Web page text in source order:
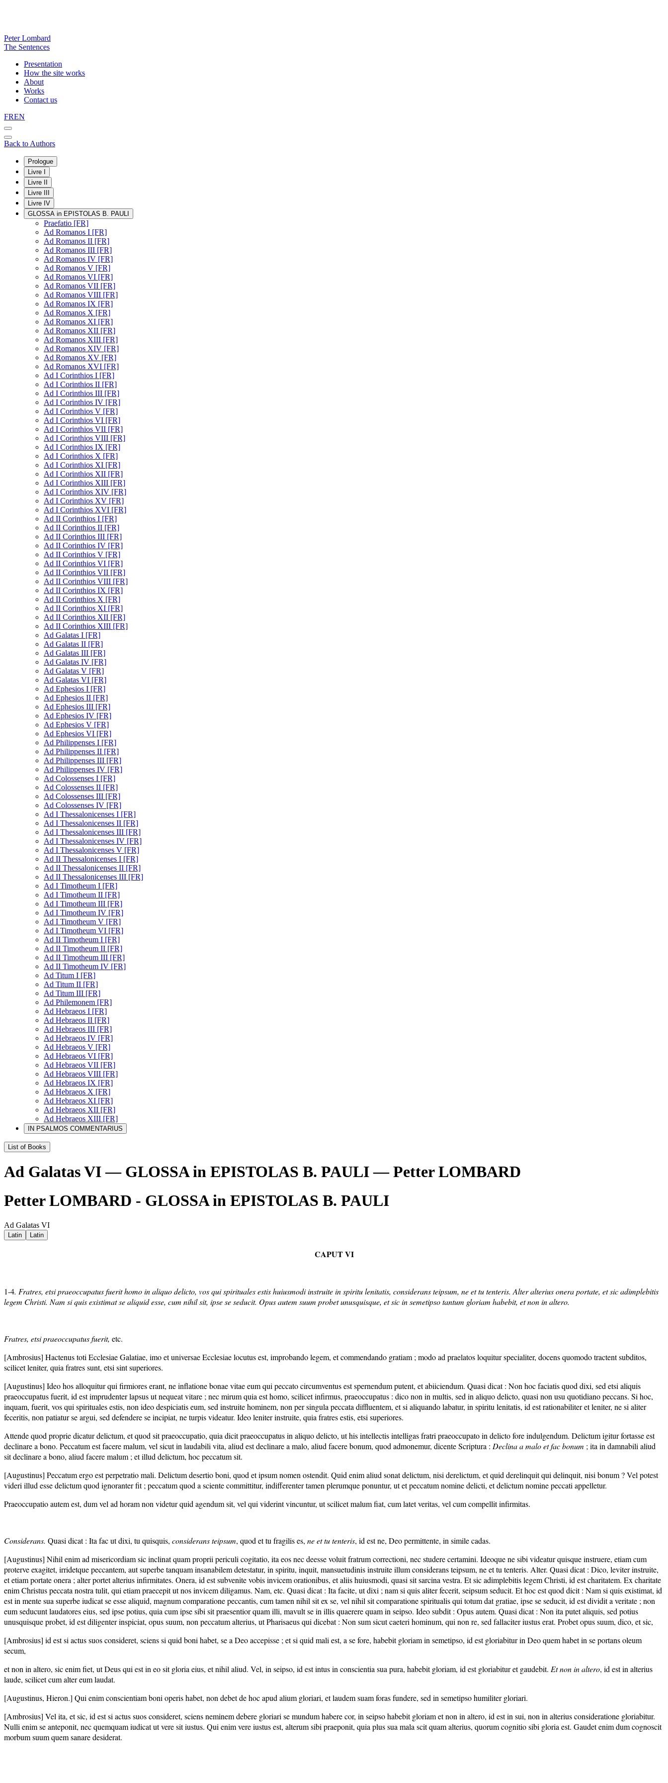
Peter Lombard
The Sentences
Presentation
How the site works
About
Works
Contact us
FREN
Back to Authors
Prologue
Livre I
Livre II
Livre III
Livre IV
GLOSSA in EPISTOLAS B. PAULI
Praefatio [FR]
Ad Romanos I [FR]
Ad Romanos II [FR]
Ad Romanos III [FR]
Ad Romanos IV [FR]
Ad Romanos V [FR]
Ad Romanos VI [FR]
Ad Romanos VII [FR]
Ad Romanos VIII [FR]
Ad Romanos IX [FR]
Ad Romanos X [FR]
Ad Romanos XI [FR]
Ad Romanos XII [FR]
Ad Romanos XIII [FR]
Ad Romanos XIV [FR]
Ad Romanos XV [FR]
Ad Romanos XVI [FR]
Ad I Corinthios I [FR]
Ad I Corinthios II [FR]
Ad I Corinthios III [FR]
Ad I Corinthios IV [FR]
Ad I Corinthios V [FR]
Ad I Corinthios VI [FR]
Ad I Corinthios VII [FR]
Ad I Corinthios VIII [FR]
Ad I Corinthios IX [FR]
Ad I Corinthios X [FR]
Ad I Corinthios XI [FR]
Ad I Corinthios XII [FR]
Ad I Corinthios XIII [FR]
Ad I Corinthios XIV [FR]
Ad I Corinthios XV [FR]
Ad I Corinthios XVI [FR]
Ad II Corinthios I [FR]
Ad II Corinthios II [FR]
Ad II Corinthios III [FR]
Ad II Corinthios IV [FR]
Ad II Corinthios V [FR]
Ad II Corinthios VI [FR]
Ad II Corinthios VII [FR]
Ad II Corinthios VIII [FR]
Ad II Corinthios IX [FR]
Ad II Corinthios X [FR]
Ad II Corinthios XI [FR]
Ad II Corinthios XII [FR]
Ad II Corinthios XIII [FR]
Ad Galatas I [FR]
Ad Galatas II [FR]
Ad Galatas III [FR]
Ad Galatas IV [FR]
Ad Galatas V [FR]
Ad Galatas VI [FR]
Ad Ephesios I [FR]
Ad Ephesios II [FR]
Ad Ephesios III [FR]
Ad Ephesios IV [FR]
Ad Ephesios V [FR]
Ad Ephesios VI [FR]
Ad Philippenses I [FR]
Ad Philippenses II [FR]
Ad Philippenses III [FR]
Ad Philippenses IV [FR]
Ad Colossenses I [FR]
Ad Colossenses II [FR]
Ad Colossenses III [FR]
Ad Colossenses IV [FR]
Ad I Thessalonicenses I [FR]
Ad I Thessalonicenses II [FR]
Ad I Thessalonicenses III [FR]
Ad I Thessalonicenses IV [FR]
Ad I Thessalonicenses V [FR]
Ad II Thessalonicenses I [FR]
Ad II Thessalonicenses II [FR]
Ad II Thessalonicenses III [FR]
Ad I Timotheum I [FR]
Ad I Timotheum II [FR]
Ad I Timotheum III [FR]
Ad I Timotheum IV [FR]
Ad I Timotheum V [FR]
Ad I Timotheum VI [FR]
Ad II Timotheum I [FR]
Ad II Timotheum II [FR]
Ad II Timotheum III [FR]
Ad II Timotheum IV [FR]
Ad Titum I [FR]
Ad Titum II [FR]
Ad Titum III [FR]
Ad Philemonem [FR]
Ad Hebraeos I [FR]
Ad Hebraeos II [FR]
Ad Hebraeos III [FR]
Ad Hebraeos IV [FR]
Ad Hebraeos V [FR]
Ad Hebraeos VI [FR]
Ad Hebraeos VII [FR]
Ad Hebraeos VIII [FR]
Ad Hebraeos IX [FR]
Ad Hebraeos X [FR]
Ad Hebraeos XI [FR]
Ad Hebraeos XII [FR]
Ad Hebraeos XIII [FR]
IN PSALMOS COMMENTARIUS
List of Books
Ad Galatas VI — GLOSSA in EPISTOLAS B. PAULI — Petter LOMBARD
Petter LOMBARD - GLOSSA in EPISTOLAS B. PAULI
Ad Galatas VI
Latin Latin
CAPUT VI
1-4. Fratres, etsi praeoccupatus fuerit homo in aliquo delicto, vos qui spirituales estis huiusmodi instruite in spiritu lenitatis, considerans teipsum, ne et tu tenteris. Alter alterius onera portate, et sic adimplebitis
legem Christi. Nam si quis existimat se aliquid esse, cum nihil sit, ipse se seducit. Opus autem suum probet unusquisque, et sic in semetipso tantum gloriam habebit, et non in altero.
Fratres, etsi praeoccupatus fuerit, etc.
[Ambrosius] Hactenus toti Ecclesiae Galatiae, imo et universae Ecclesiae locutus est, improbando legem, et commendando gratiam ; modo ad praelatos loquitur specialiter, docens quomodo tractent subditos,
scilicet leniter, quia fratres sunt, etsi sint superiores.
[Augustinus] Ideo hos alloquitur qui firmiores erant, ne inflatione bonae vitae eum qui peccato circumventus est spernendum putent, et abiiciendum. Quasi dicat : Non hoc faciatis quod dixi, sed etsi aliquis
praeoccupatus fuerit, id est imprudenter lapsus ut nequeat vitare ; nec mirum quia est homo, scilicet infirmus, praeoccupatus : dico non in multis, sed in aliquo delicto, quasi non usu quotidiano peccans. Si hoc,
inquam, fuerit, vos qui spirituales estis, non ideo despiciatis eum, sed instruite hominem, non per singula peccata diffluentem, et si aliquando labatur, in spiritu lenitatis, id est rationabiliter et leniter, ne si aliter
feceritis, non patiatur se argui, sed defendere se incipiat, ne turpis videatur. Ideo leniter instruite, quia fratres estis, etsi superiores.
Attende quod proprie dicatur delictum, et quod sit praeoccupatio, quia dicit praeoccupatus in aliquo delicto, ut his intellectis intelligas fratri praeoccupato in delicto fore indulgendum. Delictum igitur fortasse est
declinare a bono. Peccatum est facere malum, vel sicut in laudabili vita, aliud est declinare a malo, aliud facere bonum, quod admonemur, dicente Scriptura : Declina a malo et fac bonum ; ita in damnabili aliud
sit declinare a bono, aliud facere malum ; et illud delictum, hoc peccatum sit.
[Augustinus] Peccatum ergo est perpetratio mali. Delictum desertio boni, quod et ipsum nomen ostendit. Quid enim aliud sonat delictum, nisi derelictum, et quid derelinquit qui delinquit, nisi bonum ? Vel potest
videri illud esse delictum quod ignoranter fit ; peccatum quod a sciente committitur, indifferenter tamen plerumque ponuntur, ut et peccatum nomine delicti, et delictum nomine peccati appelletur.
Praeoccupatio autem est, dum vel ad horam non videtur quid agendum sit, vel qui viderint vincuntur, ut scilicet malum fiat, cum latet veritas, vel cum compellit infirmitas.
Considerans. Quasi dicat : Ita fac ut dixi, tu quisquis, considerans teipsum, quod et tu fragilis es, ne et tu tenteris, id est ne, Deo permittente, in simile cadas.
[Augustinus] Nihil enim ad misericordiam sic inclinat quam proprii periculi cogitatio, ita eos nec deesse voluit fratrum correctioni, nec studere certamini. Ideoque ne sibi videatur quisque instruere, etiam cum
proterve exagitet, irridetque peccantem, aut superbe tanquam insanabilem detestatur, in spiritu, inquit, mansuetudinis instruite illum considerans teipsum, ne et tu tenteris. Alter. Quasi dicat : Dico, leviter instruite,
et etiam portate onera ; alter portet alterius infirmitates. Onera, id est subvenite vobis invicem orationibus, et aliis huiusmodi, quasi sit sarcina vestra. Et sic adimplebitis legem Christi, id est charitatem. Ex charitate
enim Christus peccata nostra tulit, qui etiam praecepit ut nos invicem diligamus. Nam, etc. Quasi dicat : Ita facite, ut dixi ; nam si quis aliter fecerit, seipsum seducit. Et hoc est quod dicit : Nam si quis existimat, id
est in mente sua superbe iudicat se esse aliquid, magnum comparatione peccantis, cum tamen nihil sit ex se, vel nihil sit comparatione spiritualis qui totum dat gratiae, ipse se seducit, id est dividit a veritate ; non
eum seducunt laudatores eius, sed ipse potius, quia cum ipse sibi sit praesentior quam illi, mavult se in illis quaerere quam in seipso. Ideo subdit : Opus autem. Quasi dicat : Non ita putet aliquis, sed potius
unusquisque probet, id est diligenter inspiciat, opus suum, non peccatum alterius, ut Pharisaeus qui dicebat : Non sum sicut caeteri hominum, qui non re, sed fallaciter iustus erat. Probet opus suum, dico, et sic,
[Ambrosius] id est si actus suos consideret, sciens si quid boni habet, se a Deo accepisse ; et si quid mali est, a se fore, habebit gloriam in semetipso, id est gloriabitur in Deo quem habet in se portans oleum
secum,
et non in altero, sic enim fiet, ut Deus qui est in eo sit gloria eius, et nihil aliud. Vel, in seipso, id est intus in conscientia sua pura, habebit gloriam, id est gloriabitur et gaudebit. Et non in altero, id est in alterius
laude, scilicet cum alter eum laudat.
[Augustinus, Hieron.] Qui enim conscientiam boni operis habet, non debet de hoc apud alium gloriari, et laudem suam foras fundere, sed in semetipso humiliter gloriari.
[Ambrosius] Vel ita, et sic, id est si actus suos consideret, sciens neminem debere gloriari se mundum habere cor, in seipso habebit gloriam et non in altero, id est in sui, non in alterius consideratione gloriabitur.
Nulli enim se anteponit, nec quemquam iudicat ut vere sit iustus. Qui enim vere iustus est, alterum sibi praeponit, quia plus sua mala scit quam alterius, quorum cognitio sibi gloria est. Gaudet enim dum cognoscit
morbum suum quem sanare desiderat.